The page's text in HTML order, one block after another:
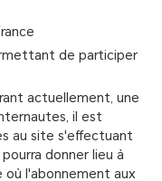
de participer
actuellement, une
il est
au site s'effectuant
donner lieu à
où l'abonnement aux